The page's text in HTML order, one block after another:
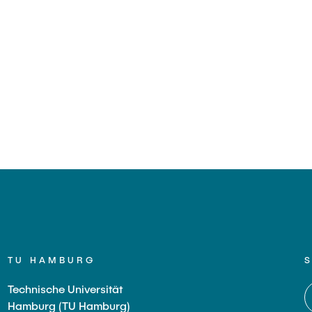
TU HAMBURG
Technische Universität
Hamburg (TU Hamburg)